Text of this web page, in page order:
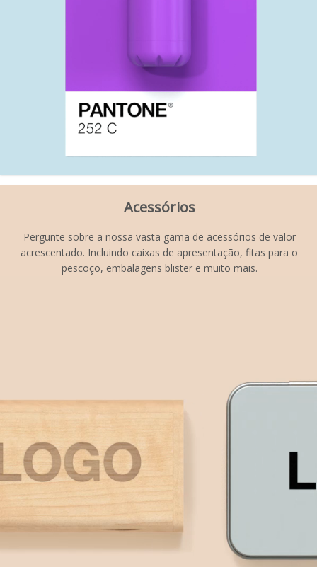
Acessórios
Pergunte sobre a nossa vasta gama de acessórios de valor
acrescentado. Incluindo caixas de apresentação, fitas para o
pescoço, embalagens blister e muito mais.